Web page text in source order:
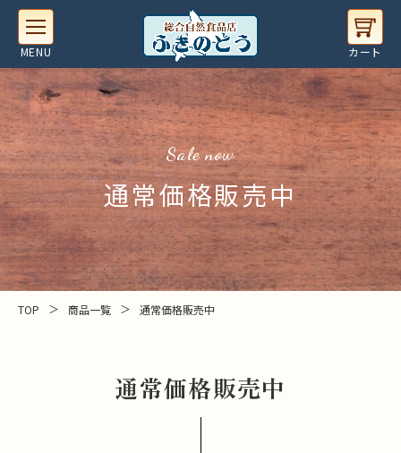
sale now
通常価格販売中
TOP ＞ 商品一覧 ＞ 通常価格販売中
通常価格販売中